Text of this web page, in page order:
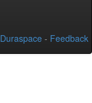
Duraspace - Feedback